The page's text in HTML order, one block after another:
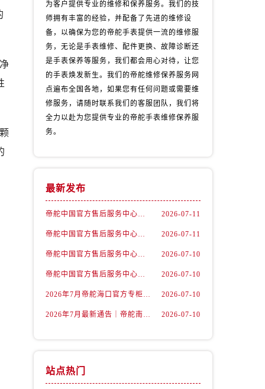
为客户提供专业的维修和保养服务。我们的技
师拥有丰富的经验，并配备了先进的维修设
备，以确保为您的帝舵手表提供一流的维修服
务，无论是手表维修、配件更换、故障诊断还
是手表保养等服务，我们都会用心对待，让您
的手表焕发新生。我们的帝舵维修保养服务网
点遍布全国各地，如果您有任何问题或需要维
修服务，请随时联系我们的客服团队，我们将
全力以赴为您提供专业的帝舵手表维修保养服
务。
最新发布
帝舵中国官方售后服务中心｜维修地址及售后服务热线权威信息声明（2026年7月最新） 2026-07-11
帝舵中国官方售后服务中心｜全部网点地址及电话权威信息通告（2026年7月最新） 2026-07-11
帝舵中国官方售后服务中心｜官方地址与客服热线权威信息声明（2026年7月最新） 2026-07-10
帝舵中国官方售后服务中心｜详细地址与24小时客服电话权威信息声明（2026年7月最新） 2026-07-10
2026年7月帝舵海口官方专柜服务热线大全+客户咨询通道公开 2026-07-10
2026年7月最新通告｜帝舵南京官方专柜服务热线一键获取攻略 2026-07-10
站点热门